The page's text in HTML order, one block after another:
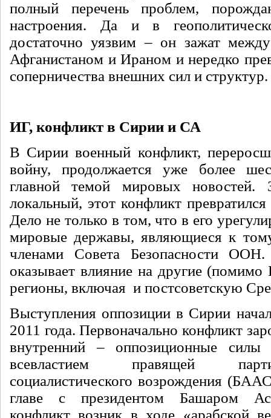
полный перечень проблем,
настроения. Да и в
достаточно уязвим – он зажат
Афганистаном и Ираном и нередко
соперничества внешних сил и структур.
ИГ, конфликт в Сирии и СА
В Сирии военный конфликт,
войну, продолжается уже более
главной темой мировых новостей.
локальный, этот конфликт
Дело не только в том, что в его
мировые державы, являющиеся к
членами Совета Безопасности
оказывает влияние на другие (помимо
регионы, включая и постсоветскую
Выступления оппозиции в Сирии
2011 года. Первоначально конфликт
внутренний – оппозиционные силы
всевластием правящей
социалистического возрождения
главе с президентом Башаром